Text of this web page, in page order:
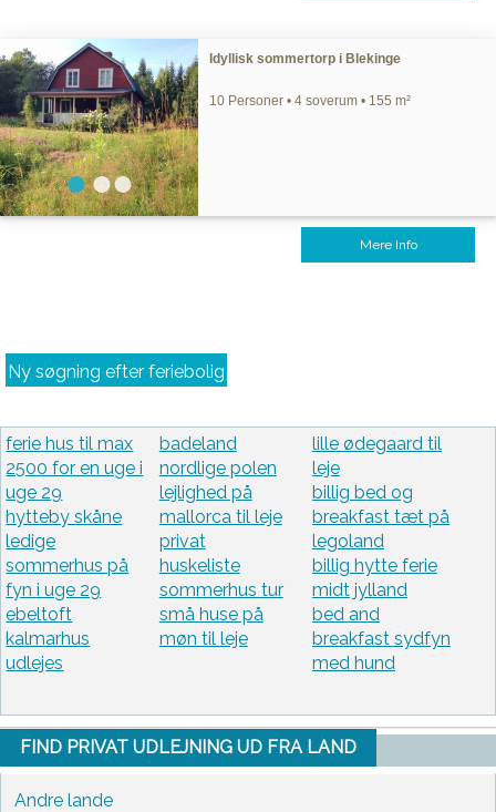
Idyllisk sommertorp i Blekinge
10 Personer • 4 soverum • 155 m²
Mere Info
Ny søgning efter feriebolig
ferie hus til max
2500 for en uge i
uge 29
hytteby skåne
ledige
sommerhus på
fyn i uge 29
ebeltoft
kalmarhus
udlejes
badeland
nordlige polen
lejlighed på
mallorca til leje
privat
huskeliste
sommerhus tur
små huse på
møn til leje
lille ødegaard til
leje
billig bed og
breakfast tæt på
legoland
billig hytte ferie
midt jylland
bed and
breakfast sydfyn
med hund
FIND PRIVAT UDLEJNING UD FRA LAND
Andre lande